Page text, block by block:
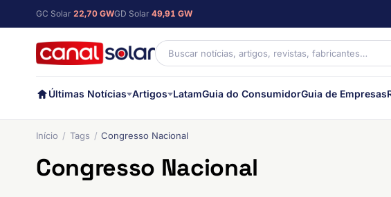
GC Solar 22,70 GWGD Solar 49,91 GW
Últimas Notícias Artigos LatamGuia do ConsumidorGuia de Empresas
Início Tags Congresso Nacional
Congresso Nacional